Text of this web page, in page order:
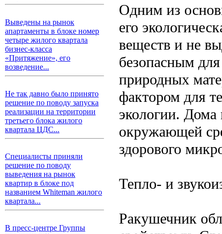
Выведены на рынок
апартаменты в блоке номер
четыре жилого квартала
бизнес-класса
«Притяжение», его
возведение...
Не так давно было принято
решение по поводу запуска
реализации на территории
третьего блока жилого
квартала ЦДС...
Специалисты приняли
решение по поводу
выведения на рынок
квартир в блоке под
названием Whiteman жилого
квартала...
В пресс-центре Группы
Одним из
его
веществ и не
безопасным
природных
фактором для
экологии. Дома
окружающей
здорового
Тепло- и
Ракушечник